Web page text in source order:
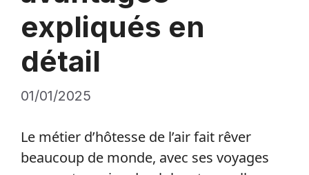
expliqués en
détail
01/01/2025
Le métier d’hôtesse de l’air fait rêver
beaucoup de monde, avec ses voyages